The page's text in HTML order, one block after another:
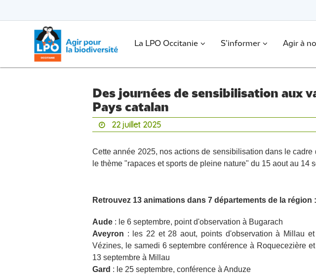
le
. La LPO Occitanie S’informer Agir à
Des journées de sensibilisation aux
Pays catalan
22 juillet 2025
Cette année 2025, nos actions de sensibilisation dans le
le thème "rapaces et sports de pleine nature" du 15 aout au 14
Retrouvez 13 animations dans 7 départements de la région :
Aude : le 6 septembre, point d'observation à Bugarach
Aveyron : les 22 et 28 aout, points d'observation à Millau et
Vézines, le samedi 6 septembre conférence à Roquecezière
13 septembre à Millau
Gard : le 25 septembre, conférence à Anduze